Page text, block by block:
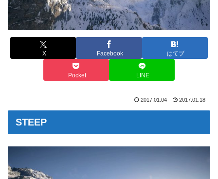
X Facebook はてブ
Pocket LINE
2017.01.04 2017.01.18
STEEP